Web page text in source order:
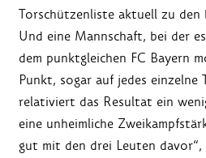
Torschützenliste aktuell zu den
Und eine Mannschaft, bei der
dem punktgleichen FC Bayern
Punkt, sogar auf jedes einzelne
relativiert das Resultat ein
eine unheimliche
gut mit den drei Leuten